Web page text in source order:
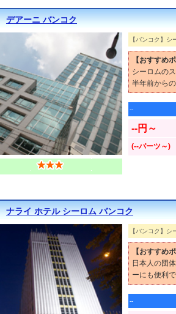
デアーニ バンコク
【バンコク】シ
【おすすめ
シーロムの
半年前から
--
--円～
(--バーツ～)
ナライ ホテル シーロム バンコク
【バンコク】シ
【おすすめ
日本人の団
ーにも便利で
--